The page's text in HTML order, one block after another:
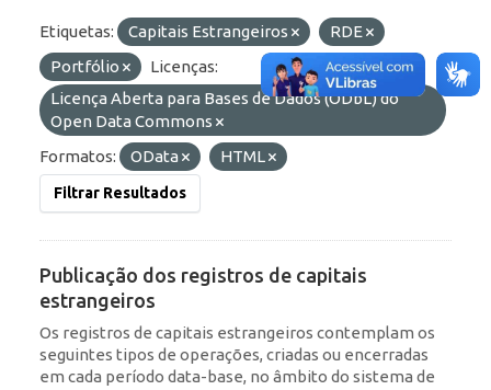
Etiquetas: Capitais Estrangeiros
RDE
Portfólio
Licenças:
Licença Aberta para Bases de Dados (ODbL) do
Open Data Commons
Formatos:
OData HTML
Filtrar Resultados
Publicação dos registros de capitais
estrangeiros
Os registros de capitais estrangeiros contemplam os
seguintes tipos de operações, criadas ou encerradas
em cada período data-base, no âmbito do sistema de